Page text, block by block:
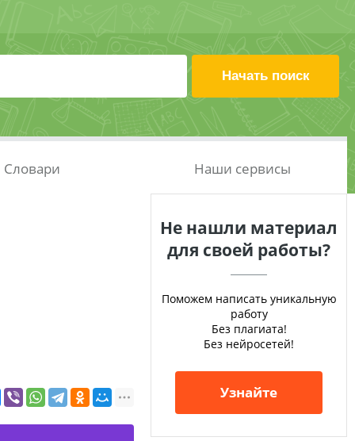
Словари Наши сервисы
Не нашли материал
для своей работы?
Поможем написать уникальную
работу
Без плагиата!
Без нейросетей!
Узнайте